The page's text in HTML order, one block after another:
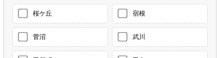
桜ケ丘 宿根
菅沼 武川